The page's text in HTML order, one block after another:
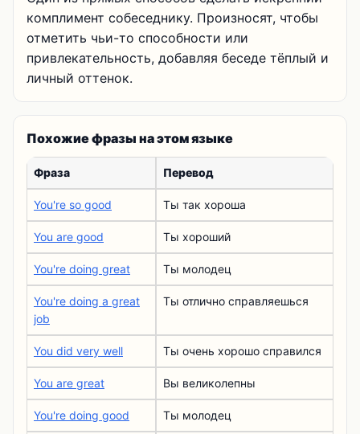
комплимент собеседнику. Произносят, чтобы
отметить чьи-то способности или
привлекательность, добавляя беседе тёплый и
личный оттенок.
Похожие фразы на этом языке
Фраза Перевод
You're so good Ты так хороша
You are good Ты хороший
You're doing great Ты молодец
You're doing a great
job
Ты отлично справляешься
You did very well Ты очень хорошо справился
You are great Вы великолепны
You're doing good Ты молодец